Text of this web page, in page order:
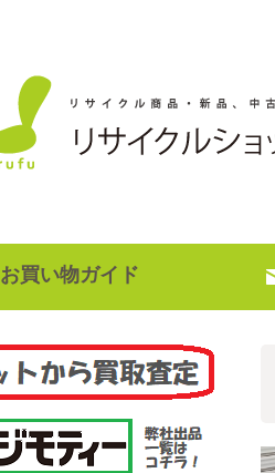
お買い物ガイド